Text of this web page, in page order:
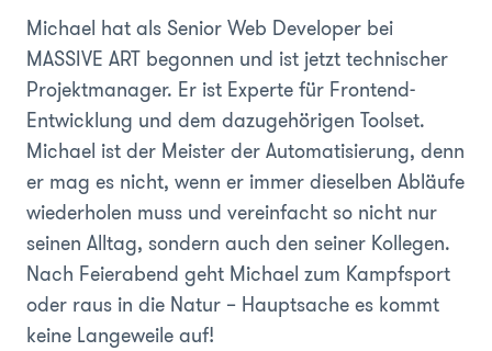
Michael hat als Senior Web Developer bei
MASSIVE ART begonnen und ist jetzt technischer
Projektmanager. Er ist Experte für Frontend-
Entwicklung und dem dazugehörigen Toolset.
Michael ist der Meister der Automatisierung, denn
er mag es nicht, wenn er immer dieselben Abläufe
wiederholen muss und vereinfacht so nicht nur
seinen Alltag, sondern auch den seiner Kollegen.
Nach Feierabend geht Michael zum Kampfsport
oder raus in die Natur – Hauptsache es kommt
keine Langeweile auf!